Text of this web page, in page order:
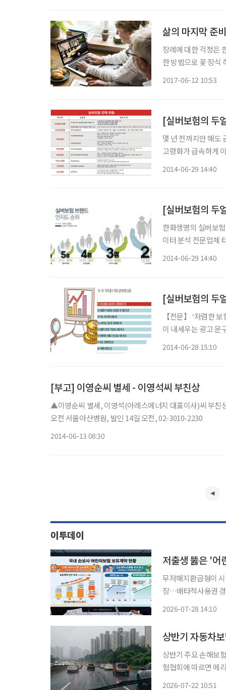
삶의 마지막 준
장례에 대한 걱정은
한 방법으로 꽃 장식
2017-06-12 10:53
[실버보험의 두
몇 년 전까지만 해도
고령화가 급속하게
2014-06-29 14:40
[실버보험의 두
한화생명의 실버보험이 소비
이터 분석 전문업체
2014-06-29 14:40
【전문】 ‘저렴한
이 내세우는 광고 문
2014-06-28 15:10
[부고] 이영순씨 별세 - 이영석씨 부친상
▲이영순씨 별세, 이영석(아레스에너지 대표이사)씨 부친
오전 서울아산병원, 발인 14일 오전, 02-3010-2230
2014-06-13 08:30
이투데이
저출생 뚫은 '
무저해지환급형이
장…배타적사용권 경쟁 재개 저출생에 따른 아동 인구 감소에도
2026-07-28 14:10
상반기 자동차
상반기 주요 손해보험
험협회에 따르면 메
2026-07-22 10:51